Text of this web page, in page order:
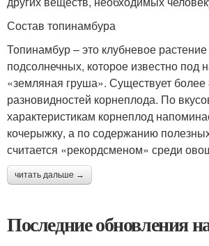
Состав топинамбура
Топинамбур – это клубневое
подсолнечных, которое известно под
«земляная груша». Существует более
разновидностей корнеплода. По
характеристикам корнеплод
кочерыжку, а по содержанию
считается «рекордсменом» среди
читать дальше →
Последние обновления